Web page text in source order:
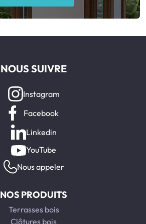
NOUS SUIVRE
Instagram
Facebook
Linkedin
YouTube
Nous appeler
NOS PRODUITS
Terrasses bois
Clôtures bois